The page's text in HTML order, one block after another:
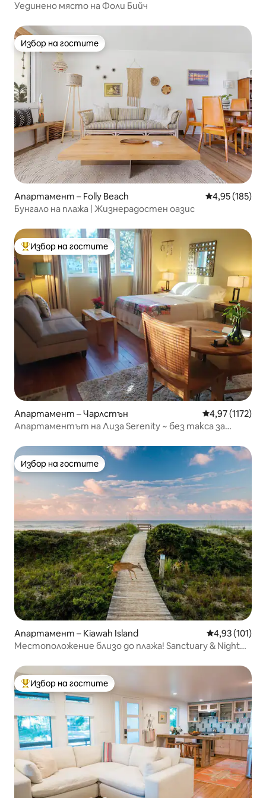
Уединено място на Фоли Бийч
Избор на гостите
Избор на гостите
Апартамент – Folly Beach Средна
4,95 (185)
Бунгало на плажа | Жизнерадостен оазис
Най-популярен избор на гостите
Избор на гостите
Апартамент – Чарлстън Средна
4,97 (1172)
Апартаментът на Лиза Serenity ~ без такса за
Избор на гостите
Избор на гостите
Апартамент – Kiawah Island Средна
4,93 (101)
Местоположение близо до плажа! Sanctuary & Night
Най-популярен избор на гостите
Избор на гостите